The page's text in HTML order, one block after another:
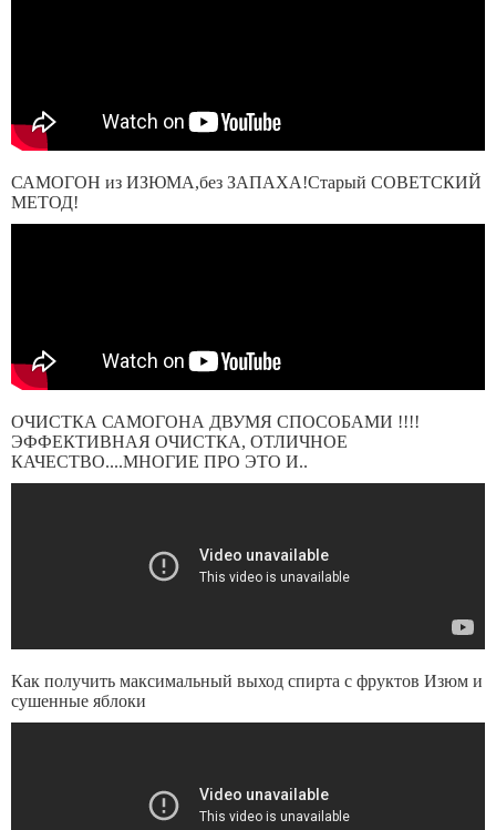
САМОГОН из ИЗЮМА,без ЗАПАХА!Старый СОВЕТСКИЙ
МЕТОД!
ОЧИСТКА САМОГОНА ДВУМЯ СПОСОБАМИ !!!!
ЭФФЕКТИВНАЯ ОЧИСТКА, ОТЛИЧНОЕ
КАЧЕСТВО....МНОГИЕ ПРО ЭТО И..
Как получить максимальный выход спирта с фруктов Изюм и
сушенные яблоки